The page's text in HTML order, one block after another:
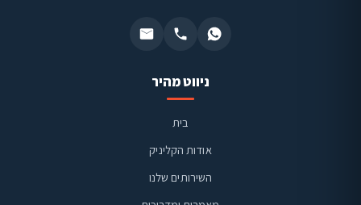
ניווט מהיר
בית
אודות הקליניק
השירותים שלנו